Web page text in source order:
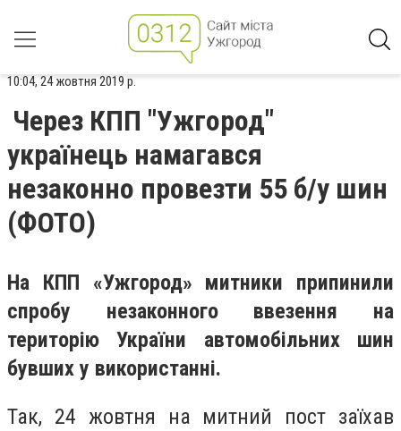
10:04, 24 жовтня 2019 р.
Через КПП "Ужгород"
українець намагався
незаконно провезти 55 б/у шин
(ФОТО)
На КПП «Ужгород» митники припинили
спробу незаконного ввезення на
територію України автомобільних шин
бувших у використанні.
Так, 24 жовтня на митний пост заїхав